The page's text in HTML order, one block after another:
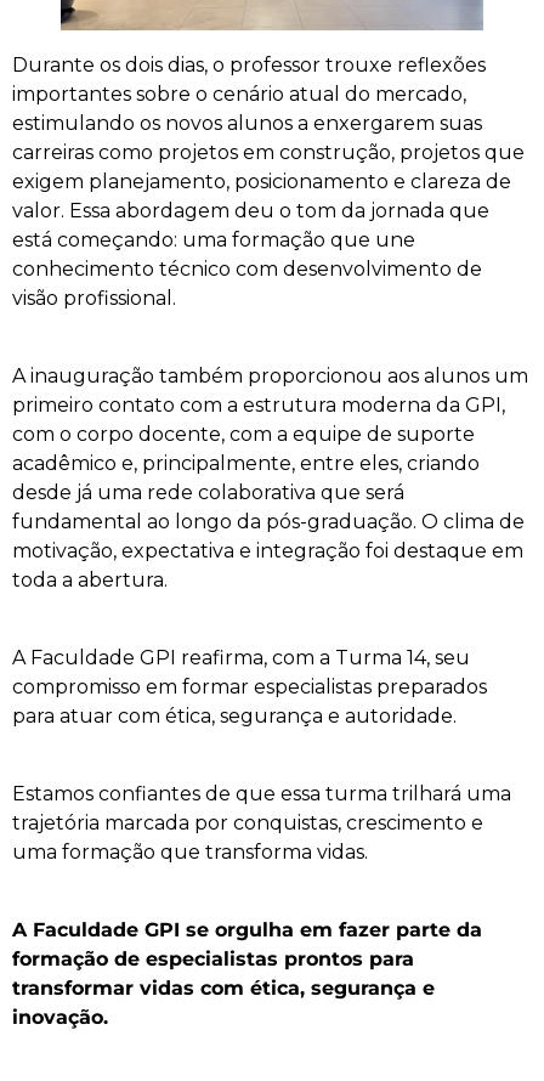
Durante os dois dias, o professor trouxe reflexões
importantes sobre o cenário atual do mercado,
estimulando os novos alunos a enxergarem suas
carreiras como projetos em construção, projetos que
exigem planejamento, posicionamento e clareza de
valor. Essa abordagem deu o tom da jornada que
está começando: uma formação que une
conhecimento técnico com desenvolvimento de
visão profissional.
A inauguração também proporcionou aos alunos um
primeiro contato com a estrutura moderna da GPI,
com o corpo docente, com a equipe de suporte
acadêmico e, principalmente, entre eles, criando
desde já uma rede colaborativa que será
fundamental ao longo da pós-graduação. O clima de
motivação, expectativa e integração foi destaque em
toda a abertura.
A Faculdade GPI reafirma, com a Turma 14, seu
compromisso em formar especialistas preparados
para atuar com ética, segurança e autoridade.
Estamos confiantes de que essa turma trilhará uma
trajetória marcada por conquistas, crescimento e
uma formação que transforma vidas.
A Faculdade GPI se orgulha em fazer parte da
formação de especialistas prontos para
transformar vidas com ética, segurança e
inovação.